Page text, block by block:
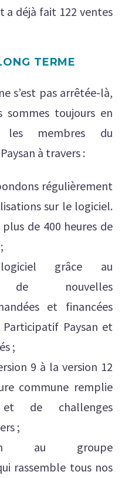
a déjà fait 122 ventes
TERME
s’est pas arrêtée-là,
sommes toujours en
membres du
à travers :
régulièrement
sur le logiciel.
de 400 heures de
grâce au
de nouvelles
et financées
Paysan et
;
9 à la version 12
commune remplie
de challenges
;
au groupe
rassemble tous nos